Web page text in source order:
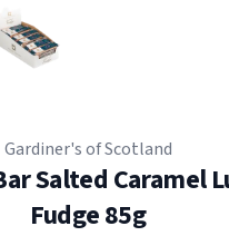
Gardiner's of Scotland
Salted Caramel
Fudge 85g